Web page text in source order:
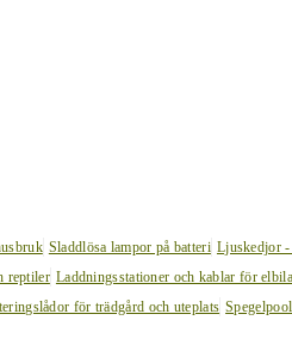
Sladdlösa lampor på batteri Ljuskedjor
reptiler Laddningsstationer och kablar för
för trädgård och uteplats Spegelpool